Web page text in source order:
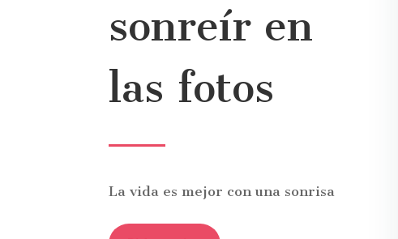
sonreír en
las fotos
La vida es mejor con una sonrisa